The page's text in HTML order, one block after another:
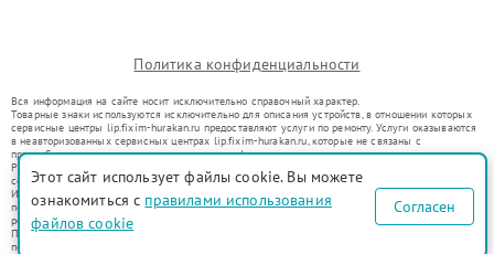
Политика конфиденциальности
Вся информация на сайте носит исключительно справочный характер.
Товарные знаки используются исключительно для описания устройств, в отношении которых
сервисные центры lip.fixim-hurakan.ru предоставляют услуги по ремонту. Услуги оказываются
в неавторизованных сервисных центрах lip.fixim-hurakan.ru, которые не связаны с
правообладателями товарных знаков или их официальными представителями.
Ремонт осуществляется для устройств, уже введенных в гражданский оборот в соответствии
со статьей 1487 ГК РФ.
Использование товарных знаков не преследует цели индивидуализации услуг или введения
потребителей в заблуждение, а служит для информирования о предоставляемых услугах по
ремонту техники указанных брендов.
Представленная на сайте информация не является публичной офертой, определяемой
положениями Статьи 437(2) Гражданского кодекса РФ
Этот сайт использует файлы cookie. Вы можете
ознакомиться с правилами использования
файлов cookie
Согласен